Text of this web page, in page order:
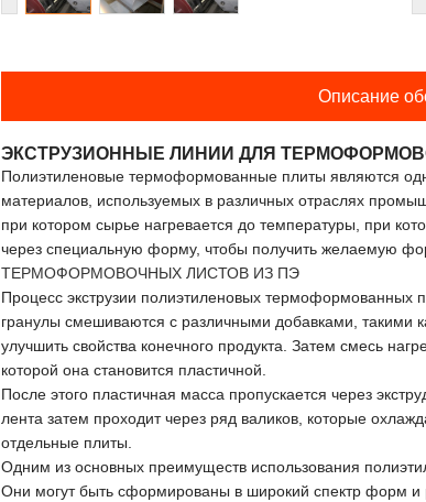
Описание
ЭКСТРУЗИОННЫЕ ЛИНИИ ДЛЯ
Полиэтиленовые термоформованные плиты являются
материалов, используемых в различных отраслях
при котором сырье нагревается до температуры, при
через специальную форму, чтобы получить желаемую
ТЕРМОФОРМОВОЧНЫХ ЛИСТОВ ИЗ ПЭ
Процесс экструзии полиэтиленовых термоформованных
гранулы смешиваются с различными добавками, такими
улучшить свойства конечного продукта. Затем смесь
которой она становится пластичной.
После этого пластичная масса пропускается через
лента затем проходит через ряд валиков, которые
отдельные плиты.
Одним из основных преимуществ использования
Они могут быть сформированы в широкий спектр форм